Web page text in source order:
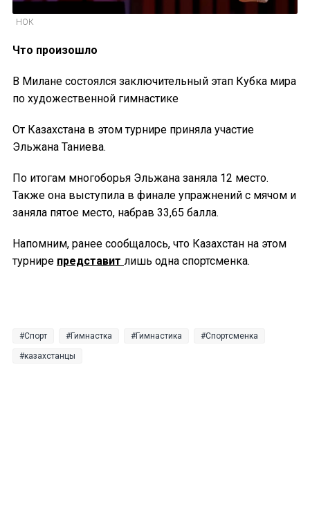
НОК
Что произошло
В Милане состоялся заключительный этап Кубка мира
по художественной гимнастике
От Казахстана в этом турнире приняла участие
Эльжана Таниева.
По итогам многоборья Эльжана заняла 12 место.
Также она выступила в финале упражнений с мячом и
заняла пятое место, набрав 33,65 балла.
Напомним, ранее сообщалось, что Казахстан на этом
турнире представит лишь одна спортсменка.
Спорт Гимнастка Гимнастика Спортсменка
казахстанцы